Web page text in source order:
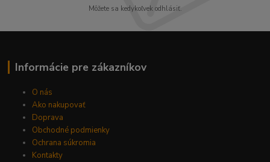
Môžete sa kedykoľvek odhlásiť.
Informácie pre zákazníkov
O nás
Ako nakupovať
Doprava
Obchodné podmienky
Ochrana súkromia
Kontakty